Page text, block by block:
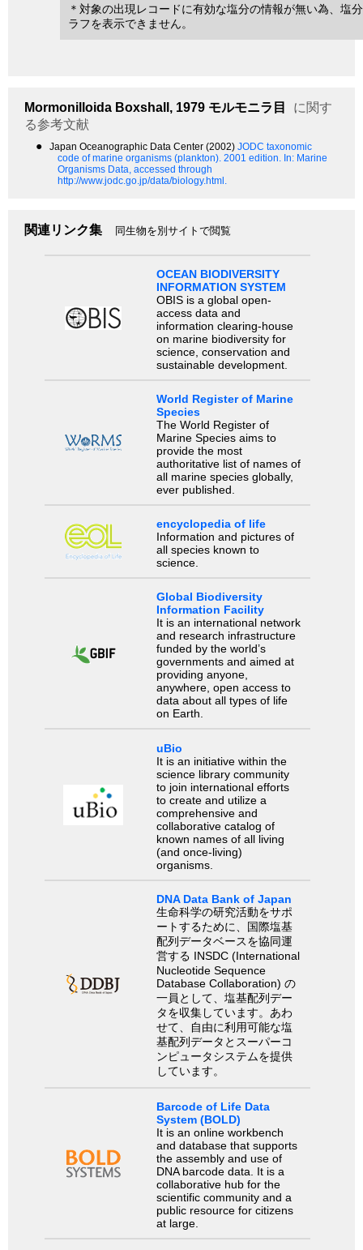
＊対象の出現レコードに有効な塩分の情報が無い為、塩
ラフを表示できません。
Mormonilloida Boxshall, 1979 モルモニラ目
に関す
る参考文献
● Japan Oceanographic Data Center (2002) JODC taxonomic
code of marine organisms (plankton). 2001 edition. In: Marine
Organisms Data, accessed through
http://www.jodc.go.jp/data/biology.html.
関連リンク集 同生物を別サイトで閲覧
OCEAN BIODIVERSITY
INFORMATION SYSTEM
OBIS is a global open-
access data and
information clearing-house
on marine biodiversity for
science, conservation and
sustainable development.
World Register of Marine
Species
The World Register of
Marine Species aims to
provide the most
authoritative list of names of
all marine species globally,
ever published.
encyclopedia of life
Information and pictures of
all species known to
science.
Global Biodiversity
Information Facility
It is an international network
and research infrastructure
funded by the world’s
governments and aimed at
providing anyone,
anywhere, open access to
data about all types of life
on Earth.
uBio
It is an initiative within the
science library community
to join international efforts
to create and utilize a
comprehensive and
collaborative catalog of
known names of all living
(and once-living)
organisms.
DNA Data Bank of Japan
生命科学の研究活動をサポ
ートするために、国際塩基
配列データベースを協同運
営する INSDC (International
Nucleotide Sequence
Database Collaboration) の
一員として、塩基配列デー
タを収集しています。あわ
せて、自由に利用可能な塩
基配列データとスーパーコ
ンピュータシステムを提供
しています。
Barcode of Life Data
System (BOLD)
It is an online workbench
and database that supports
the assembly and use of
DNA barcode data. It is a
collaborative hub for the
scientific community and a
public resource for citizens
at large.